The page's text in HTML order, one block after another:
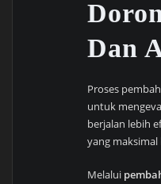
Dan
Proses
untuk
berjalan lebih
yang
Melalui